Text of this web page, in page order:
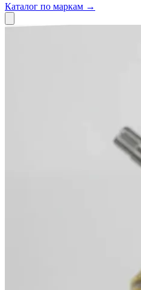
Каталог по маркам →